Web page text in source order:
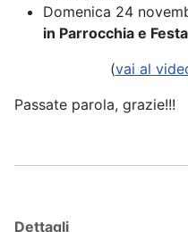
Domenica 24
in Parrocchia e
(vai al
Passate parola, grazie!!!
Dettagli